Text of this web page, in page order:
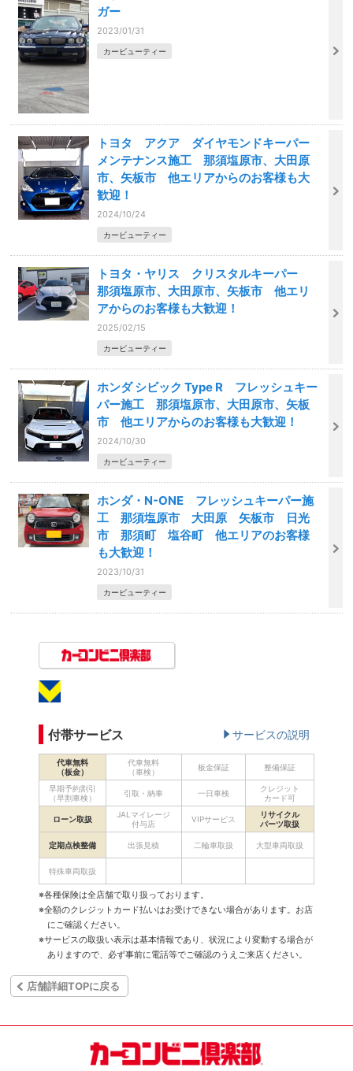
ガー
2023/01/31
カービューティー
トヨタ アクア ダイヤモンドキーパー
メンテナンス施工 那須塩原市、大田原
市、矢板市 他エリアからのお客様も大
歓迎！
2024/10/24
カービューティー
トヨタ・ヤリス クリスタルキーパー
那須塩原市、大田原市、矢板市 他エリ
アからのお客様も大歓迎！
2025/02/15
カービューティー
ホンダ シビック Type R フレッシュキー
パー施工 那須塩原市、大田原市、矢板
市 他エリアからのお客様も大歓迎！
2024/10/30
カービューティー
ホンダ・N-ONE フレッシュキーパー施
工 那須塩原市 大田原 矢板市 日光
市 那須町 塩谷町 他エリアのお客様
も大歓迎！
2023/10/31
カービューティー
付帯サービス サービスの説明
代車無料
（板金）
代車無料
（車検）
板金保証 整備保証
早期予約割引
（早割車検）
引取・納車 一日車検
クレジット
カード可
ローン取扱
JALマイレージ
付与店
VIPサービス
リサイクル
パーツ取扱
定期点検整備 出張見積 二輪車取扱 大型車両取扱
特殊車両取扱
※各種保険は全店舗で取り扱っております。
※全額のクレジットカード払いはお受けできない場合があります。お店
にご確認ください。
※サービスの取扱い表示は基本情報であり、状況により変動する場合が
ありますので、必ず事前に電話等でご確認のうえご来店ください。
店舗詳細TOPに戻る